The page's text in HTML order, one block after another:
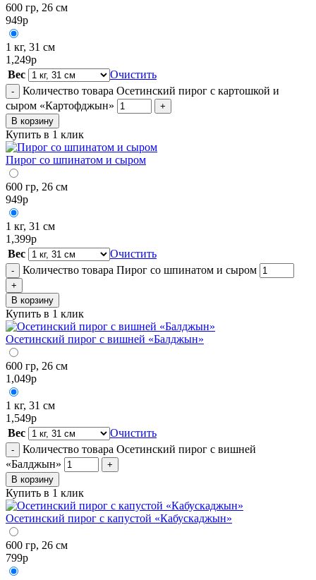
600 гр, 26 см
949р
1 кг, 31 см
1,249р
Вес
Очистить
-
Количество товара Осетинский пирог с картошкой и
сыром «Картофджын»
+
В корзину
Купить в 1 клик
Пирог со шпинатом и сыром
600 гр, 26 см
949р
1 кг, 31 см
1,399р
Вес
Очистить
- Количество товара Пирог со шпинатом и сыром
+
В корзину
Купить в 1 клик
Осетинский пирог с вишней «Балджын»
600 гр, 26 см
1,049р
1 кг, 31 см
1,549р
Вес
Очистить
-
Количество товара Осетинский пирог с вишней
«Балджын»
+
В корзину
Купить в 1 клик
Осетинский пирог с капустой «Кабускаджын»
600 гр, 26 см
799р